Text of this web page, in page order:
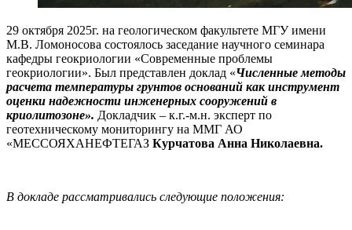
29 октября 2025г. на геологическом факультете МГУ имени
М.В. Ломоносова состоялось заседание научного семинара
кафедры геокриологии «Современные проблемы
геокриологии». Был представлен доклад «Численные методы
расчета температуры грунтов оснований как инструмент
оценки надежности инженерных сооружений в
криолитозоне». Докладчик – к.г.-м.н. эксперт по
геотехническому мониторингу на ММГ АО
«МЕССОЯХАНЕФТЕГАЗ Курчатова Анна Николаевна.
В докладе рассматривались следующие положения: